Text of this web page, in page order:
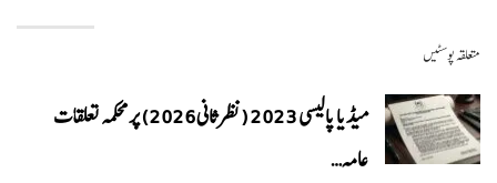
متعلقہ پوسٹیں
میڈیا پالیسی 2023 (نظرثانی 2026) پر محکمہ تعلقات
عامہ…